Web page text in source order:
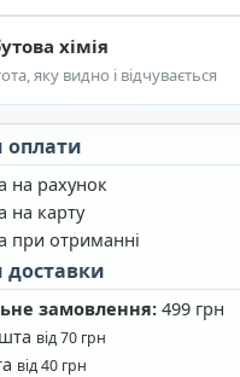
хімія
яку видно і відчувається
оплати
на рахунок
на карту
при отриманні
доставки
замовлення:499 грн
від 70 грн
від 40 грн